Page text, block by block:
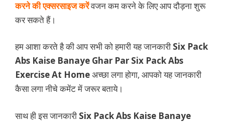
करने की एक्सरसाइज करेंवजन कम करने के लिए आप दौड़ना शुरू
कर सकते हैं।
हम आशा करते है की आप सभी को हमारी यह जानकारी Six Pack
Abs Kaise Banaye Ghar Par Six Pack Abs
Exercise At Homeअच्छा लगा होगा, आपको यह जानकारी
कैसा लगा नीचे कमेंट में जरूर बताये।
साथ ही इस जानकारी Six Pack Abs Kaise Banaye